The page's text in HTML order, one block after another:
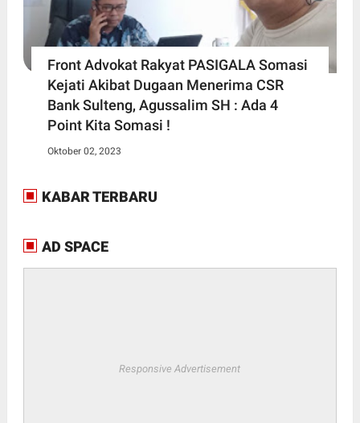
Front Advokat Rakyat PASIGALA Somasi
Kejati Akibat Dugaan Menerima CSR
Bank Sulteng, Agussalim SH : Ada 4
Point Kita Somasi !
Oktober 02, 2023
KABAR TERBARU
AD SPACE
Responsive Advertisement